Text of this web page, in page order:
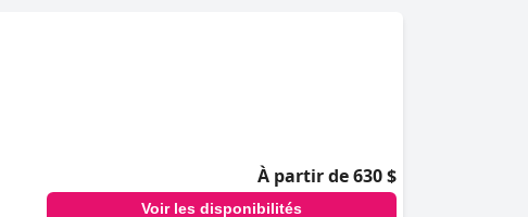
À partir de 630 $
Voir les disponibilités